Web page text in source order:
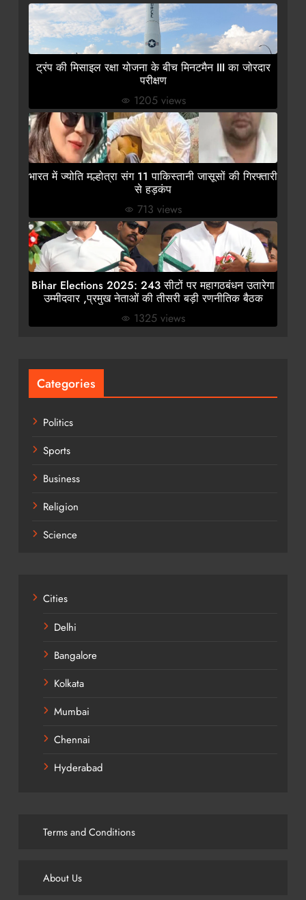
ट्रंप की मिसाइल रक्षा योजना के बीच मिनटमैन III का जोरदार
परीक्षण
1205 views
भारत में ज्योति मल्होत्रा संग 11 पाकिस्तानी जासूसों की गिरफ्तारी
से हड़कंप
713 views
Bihar Elections 2025: 243 सीटों पर महागठबंधन उतारेगा
उम्मीदवार ,प्रमुख नेताओं की तीसरी बड़ी रणनीतिक बैठक
1325 views
Categories
Politics
Sports
Business
Religion
Science
Cities
Delhi
Bangalore
Kolkata
Mumbai
Chennai
Hyderabad
Terms and Conditions
About Us